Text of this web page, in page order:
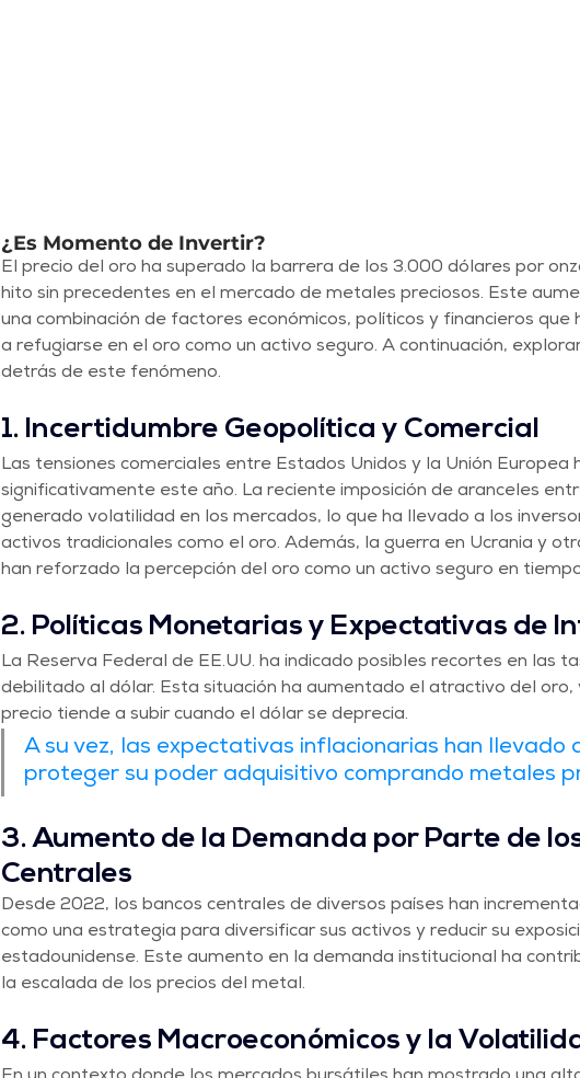
¿Es Momento de Invertir?
El precio del oro ha superado la barrera de los 3.000 dólares por
hito sin precedentes en el mercado de metales preciosos. Este
una combinación de factores económicos, políticos y financieros que
a refugiarse en el oro como un activo seguro. A continuación,
detrás de este fenómeno.
1. Incertidumbre Geopolítica y Comercial
Las tensiones comerciales entre Estados Unidos y la Unión Europea
significativamente este año. La reciente imposición de aranceles
generado volatilidad en los mercados, lo que ha llevado a los
activos tradicionales como el oro. Además, la guerra en Ucrania y
han reforzado la percepción del oro como un activo seguro en
2. Políticas Monetarias y Expectativas de
La Reserva Federal de EE.UU. ha indicado posibles recortes en las
debilitado al dólar. Esta situación ha aumentado el atractivo del oro,
precio tiende a subir cuando el dólar se deprecia.
A su vez, las expectativas inflacionarias han llevado
proteger su poder adquisitivo comprando metales
3. Aumento de la Demanda por Parte de
Centrales
Desde 2022, los bancos centrales de diversos países han
como una estrategia para diversificar sus activos y reducir su
estadounidense. Este aumento en la demanda institucional ha
la escalada de los precios del metal.
4. Factores Macroeconómicos y la